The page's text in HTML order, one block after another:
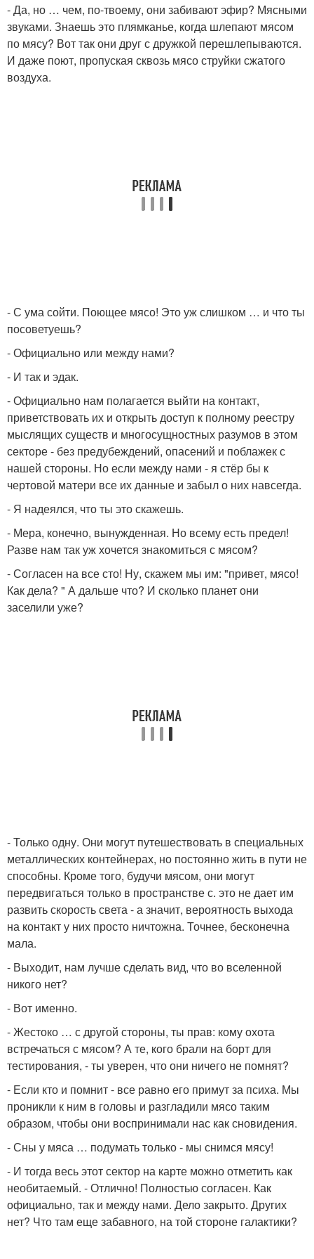
- Да, но … чем, по-твоему, они забивают эфир? Мясными
звуками. Знаешь это плямканье, когда шлепают мясом
по мясу? Вот так они друг с дружкой перешлепываются.
И даже поют, пропуская сквозь мясо струйки сжатого
воздуха.
- С ума сойти. Поющее мясо! Это уж слишком … и что ты
посоветуешь?
- Официально или между нами?
- И так и эдак.
- Официально нам полагается выйти на контакт,
приветствовать их и открыть доступ к полному реестру
мыслящих существ и многосущностных разумов в этом
секторе - без предубеждений, опасений и поблажек с
нашей стороны. Но если между нами - я стёр бы к
чертовой матери все их данные и забыл о них навсегда.
- Я надеялся, что ты это скажешь.
- Мера, конечно, вынужденная. Но всему есть предел!
Разве нам так уж хочется знакомиться с мясом?
- Согласен на все сто! Ну, скажем мы им: "привет, мясо!
Как дела? " А дальше что? И сколько планет они
заселили уже?
- Только одну. Они могут путешествовать в специальных
металлических контейнерах, но постоянно жить в пути не
способны. Кроме того, будучи мясом, они могут
передвигаться только в пространстве с. это не дает им
развить скорость света - а значит, вероятность выхода
на контакт у них просто ничтожна. Точнее, бесконечна
мала.
- Выходит, нам лучше сделать вид, что во вселенной
никого нет?
- Вот именно.
- Жестоко … с другой стороны, ты прав: кому охота
встречаться с мясом? А те, кого брали на борт для
тестирования, - ты уверен, что они ничего не помнят?
- Если кто и помнит - все равно его примут за психа. Мы
проникли к ним в головы и разгладили мясо таким
образом, чтобы они воспринимали нас как сновидения.
- Сны у мяса … подумать только - мы снимся мясу!
- И тогда весь этот сектор на карте можно отметить как
необитаемый. - Отлично! Полностью согласен. Как
официально, так и между нами. Дело закрыто. Других
нет? Что там еще забавного, на той стороне галактики?